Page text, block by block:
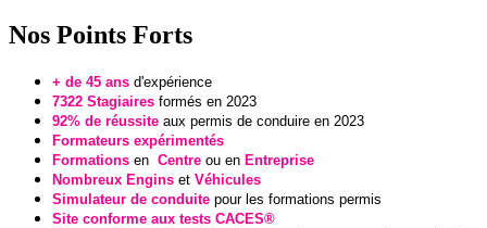
Nos Points Forts
+ de 45 ans d'expérience
7322 Stagiaires formés en 2023
92% de réussite aux permis de conduire en 2023
Formateurs expérimentés
Formations en Centre ou en Entreprise
Nombreux Engins et Véhicules
Simulateur de conduite pour les formations permis
Site conforme aux tests CACES®